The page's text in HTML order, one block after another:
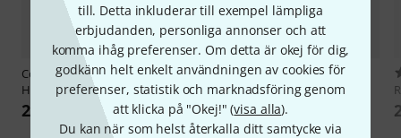
till. Detta inkluderar till exempel lämpliga
erbjudanden, personliga annonser och att
komma ihåg preferenser. Om detta är okej för dig,
godkänn helt enkelt användningen av cookies för
preferenser, statistik och marknadsföring genom
att klicka på "Okej!" (visa alla).
Du kan när som helst återkalla ditt samtycke via
Code
13" Generator Coated Tom
Head
233 kr
306
Remo13" Ambassador Coated
211 kr